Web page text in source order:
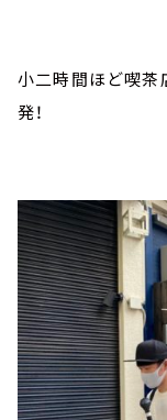
小二時間ほど喫茶
発！